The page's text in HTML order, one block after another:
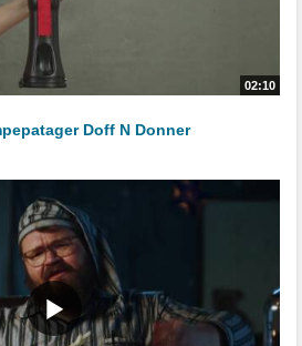
02:10
Doff N Donner